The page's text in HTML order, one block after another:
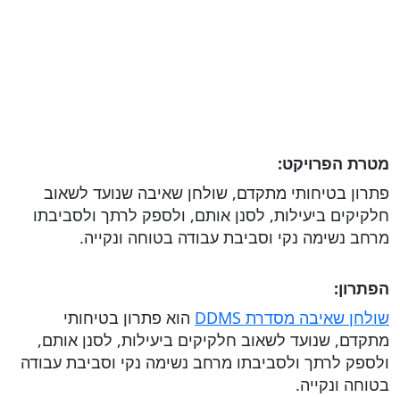
מטרת הפרויקט:
פתרון בטיחותי מתקדם, שולחן שאיבה שנועד לשאוב
חלקיקים ביעילות, לסנן אותם, ולספק לרתך ולסביבתו
מרחב נשימה נקי וסביבת עבודה בטוחה ונקייה.
הפתרון:
שולחן שאיבה מסדרת DDMS
הוא פתרון בטיחותי
מתקדם, שנועד לשאוב חלקיקים ביעילות, לסנן אותם,
ולספק לרתך ולסביבתו מרחב נשימה נקי וסביבת עבודה
בטוחה ונקייה.